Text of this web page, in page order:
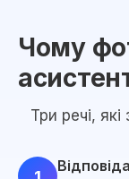
Чому
Три речі,